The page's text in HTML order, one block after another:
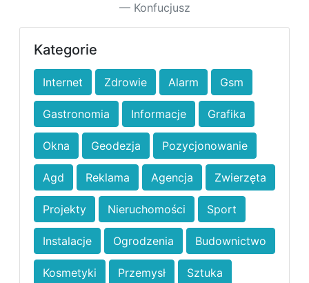
Konfucjusz
Kategorie
Internet Zdrowie Alarm Gsm
Gastronomia Informacje Grafika
Okna Geodezja Pozycjonowanie
Agd Reklama Agencja Zwierzęta
Projekty Nieruchomości Sport
Instalacje Ogrodzenia Budownictwo
Kosmetyki Przemysł Sztuka